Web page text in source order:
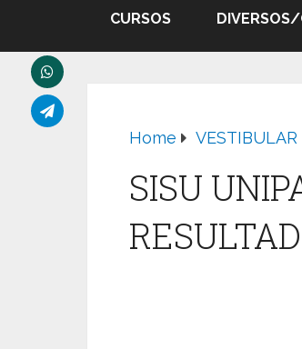
CURSOS
Home VESTIBULAR
SISU